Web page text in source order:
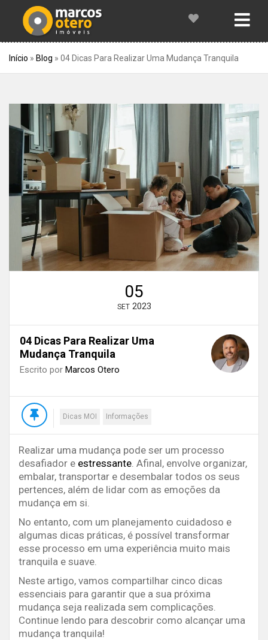
Início » Blog » 04 Dicas Para Realizar Uma Mudança Tranquila
05
SET 2023
04 Dicas Para Realizar Uma
Mudança Tranquila
Escrito por Marcos Otero
Dicas MOI Informações
Realizar uma mudança pode ser um processo
desafiador e estressante . Afinal, envolve organizar,
embalar, transportar e desembalar todos os seus
pertences, além de lidar com as emoções da
mudança em si.
No entanto, com um planejamento cuidadoso e
algumas dicas práticas, é possível transformar
esse processo em uma experiência muito mais
tranquila e suave.
Neste artigo, vamos compartilhar cinco dicas
essenciais para garantir que a sua próxima
mudança seja realizada sem complicações.
Continue lendo para descobrir como alcançar uma
mudança tranquila!